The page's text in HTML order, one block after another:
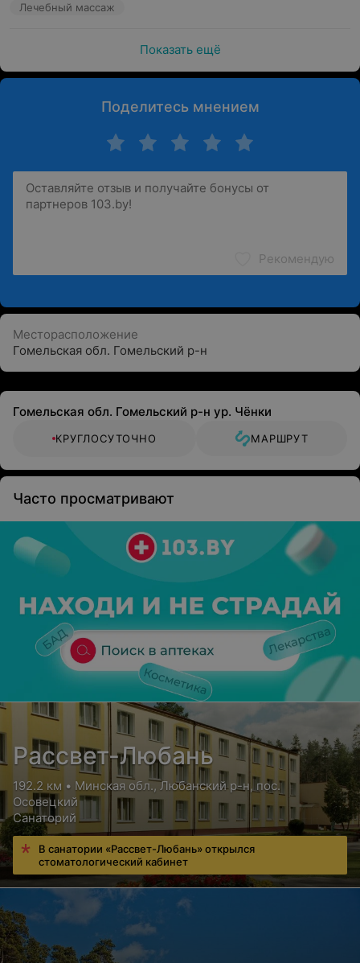
Лечебный массаж
Показать ещё
Поделитесь мнением
Рекомендую
Месторасположение
Гомельская обл. Гомельский р-н
Гомельская обл. Гомельский р-н ур. Чёнки
КРУГЛОСУТОЧНО МАРШРУТ
Часто просматривают
Рассвет-Любань
192.2 км • Минская обл., Любанский р-н, пос.
Осовецкий
Санаторий
В санатории «Рассвет-Любань» открылся
стоматологический кабинет